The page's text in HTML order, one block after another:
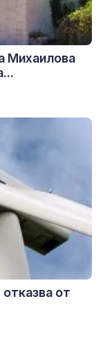
Михаилова
от